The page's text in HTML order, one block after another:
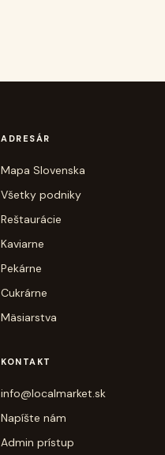
ADRESÁR
Mapa Slovenska
Všetky podniky
Reštaurácie
Kaviarne
Pekárne
Cukrárne
Mäsiarstva
KONTAKT
info@localmarket.sk
Napíšte nám
Admin prístup